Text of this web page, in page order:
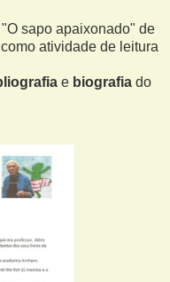
sapo apaixonado" de
atividade de leitura
e biografia do